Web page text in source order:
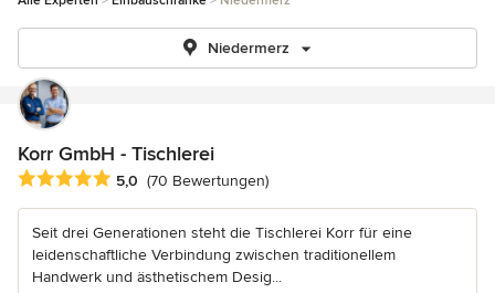
Niedermerz
Korr GmbH - Tischlerei
Durchschnittliche Bewertung: 5 von 5 Sternen
5,0 (70 Bewertungen)
Seit drei Generationen steht die Tischlerei Korr für eine
leidenschaftliche Verbindung zwischen traditionellem
Handwerk und ästhetischem Desig...